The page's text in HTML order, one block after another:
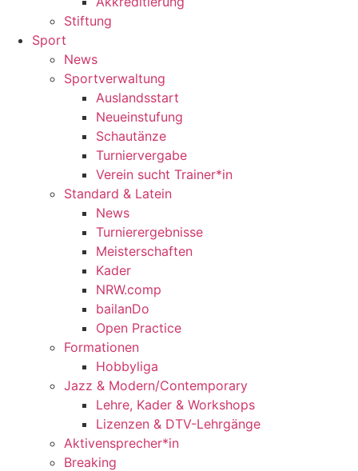
Stiftung
Sport
News
Sportverwaltung
Auslandsstart
Neueinstufung
Schautänze
Turniervergabe
Verein sucht Trainer*in
Standard & Latein
News
Turnierergebnisse
Meisterschaften
Kader
NRW.comp
bailanDo
Open Practice
Formationen
Hobbyliga
Jazz & Modern/Contemporary
Lehre, Kader & Workshops
Lizenzen & DTV-Lehrgänge
Aktivensprecher*in
Breaking